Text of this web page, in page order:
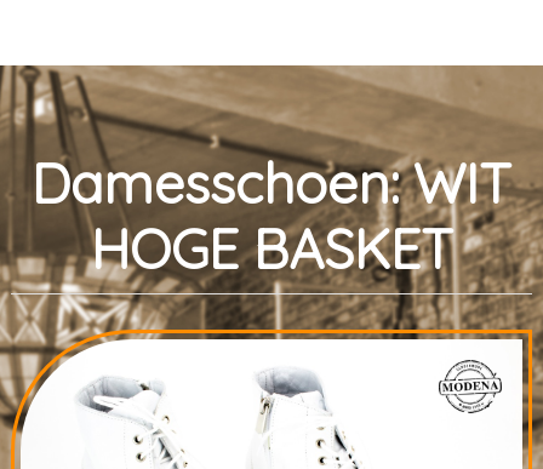
Damesschoen: WIT
HOGE BASKET